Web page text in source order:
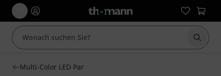
Suche
Multi-Color LED Par